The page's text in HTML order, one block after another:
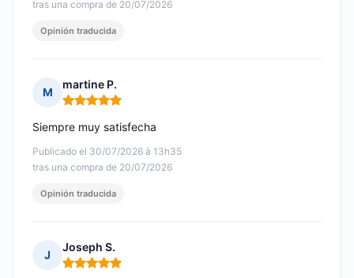
tras una compra de 20/07/2026
Opinión traducida
M
martine P.
Nota: 5 de 5
Publicado el 30/07/2026 à 13h35
tras una compra de 20/07/2026
Siempre muy satisfecha
Opinión traducida
J
Joseph S.
Nota: 5 de 5